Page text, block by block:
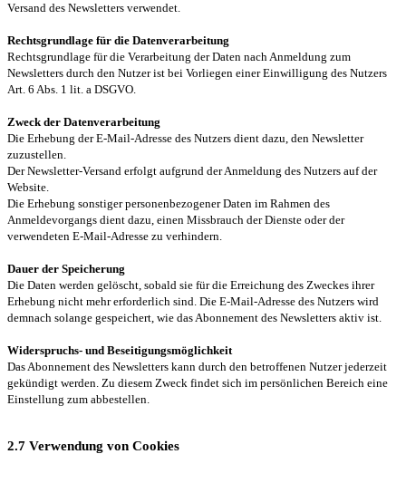
Versand des Newsletters verwendet.
Rechtsgrundlage für die Datenverarbeitung
Rechtsgrundlage für die Verarbeitung der Daten nach Anmeldung zum
Newsletters durch den Nutzer ist bei Vorliegen einer Einwilligung des Nutzers
Art. 6 Abs. 1 lit. a DSGVO.
Zweck der Datenverarbeitung
Die Erhebung der E-Mail-Adresse des Nutzers dient dazu, den Newsletter
zuzustellen.
Der Newsletter-Versand erfolgt aufgrund der Anmeldung des Nutzers auf der
Website.
Die Erhebung sonstiger personenbezogener Daten im Rahmen des
Anmeldevorgangs dient dazu, einen Missbrauch der Dienste oder der
verwendeten E-Mail-Adresse zu verhindern.
Dauer der Speicherung
Die Daten werden gelöscht, sobald sie für die Erreichung des Zweckes ihrer
Erhebung nicht mehr erforderlich sind. Die E-Mail-Adresse des Nutzers wird
demnach solange gespeichert, wie das Abonnement des Newsletters aktiv ist.
Widerspruchs- und Beseitigungsmöglichkeit
Das Abonnement des Newsletters kann durch den betroffenen Nutzer jederzeit
gekündigt werden. Zu diesem Zweck findet sich im persönlichen Bereich eine
Einstellung zum abbestellen.
2.7 Verwendung von Cookies